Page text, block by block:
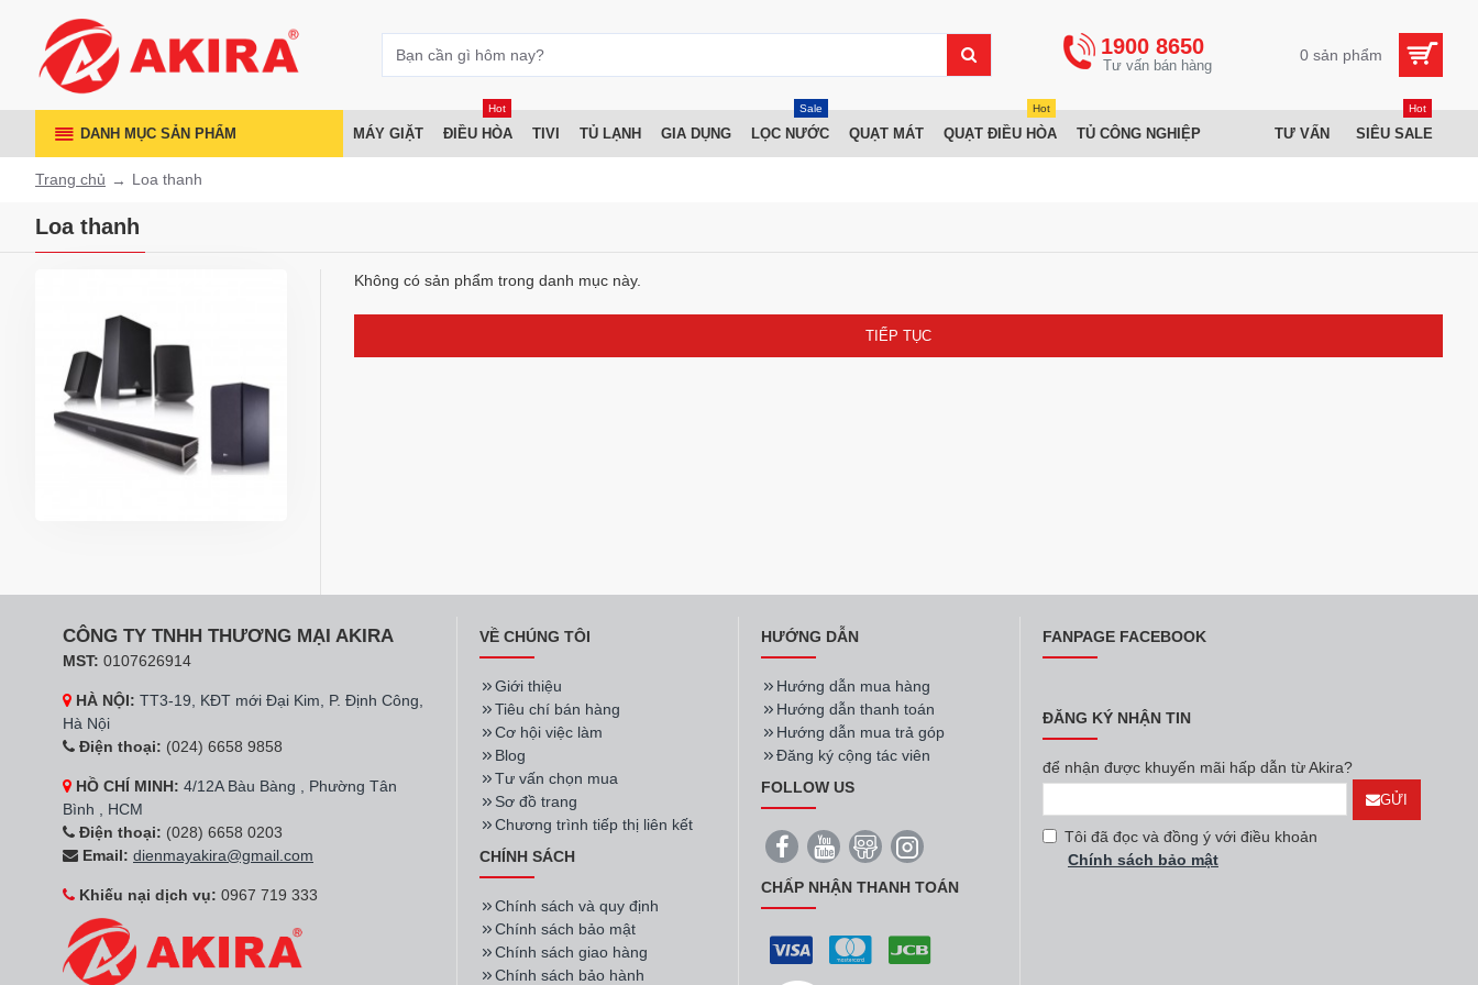
1900 8650 0 sản phẩm
DANH MỤC SẢN PHẨM MÁY GIẶT ĐIỀU HÒA
Hot
TIVI TỦ LẠNH GIA DỤNG LỌC NƯỚC
Sale
QUẠT MÁT QUẠT ĐIỀU HÒA
Hot
TỦ CÔNG NGHIỆP TƯ VẤN SIÊU SALE
Hot
Trang chủ Loa thanh
Loa thanh
Không có sản phẩm trong danh mục này.
TIẾP TỤC
CÔNG TY TNHH THƯƠNG MẠI AKIRA
MST: 0107626914
HÀ NỘI: TT3-19, KĐT mới Đại Kim, P. Định Công,
Hà Nội
Điện thoại: (024) 6658 9858
HỒ CHÍ MINH: 4/12A Bàu Bàng , Phường Tân
Bình , HCM
Điện thoại: (028) 6658 0203
Email: dienmayakira@gmail.com
Khiếu nại dịch vụ: 0967 719 333
VỀ CHÚNG TÔI
Giới thiệu
Tiêu chí bán hàng
Cơ hội việc làm
Blog
Tư vấn chọn mua
Sơ đồ trang
Chương trình tiếp thị liên kết
CHÍNH SÁCH
Chính sách và quy định
Chính sách bảo mật
Chính sách giao hàng
Chính sách bảo hành
HƯỚNG DẪN
Hướng dẫn mua hàng
Hướng dẫn thanh toán
Hướng dẫn mua trả góp
Đăng ký cộng tác viên
FOLLOW US
CHẤP NHẬN THANH TOÁN
FANPAGE FACEBOOK
ĐĂNG KÝ NHẬN TIN
để nhận được khuyến mãi hấp dẫn từ Akira?
GỬI
Tôi đã đọc và đồng ý với điều khoản
Chính sách bảo mật